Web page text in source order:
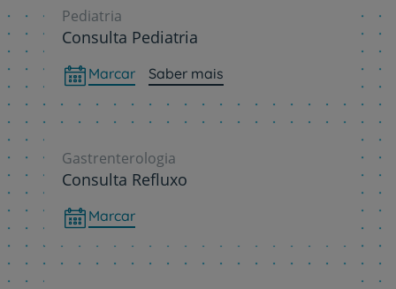
Pediatria
Consulta Pediatria
Marcar Saber mais
Gastrenterologia
Consulta Refluxo
Marcar